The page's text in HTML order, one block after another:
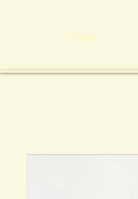
HOME